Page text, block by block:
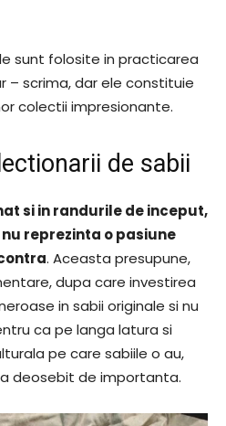
sunt folosite in practicarea
– scrima, dar ele constituie
colectii impresionante.
de sabii
si in randurile de inceput,
reprezinta o pasiune
. Aceasta presupune,
dupa care investirea
in sabii originale si nu
ca pe langa latura si
pe care sabiile o au,
deosebit de importanta.